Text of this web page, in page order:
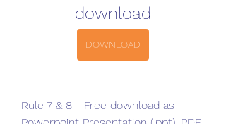
download
DOWNLOAD
Rule 7 & 8 - Free download as